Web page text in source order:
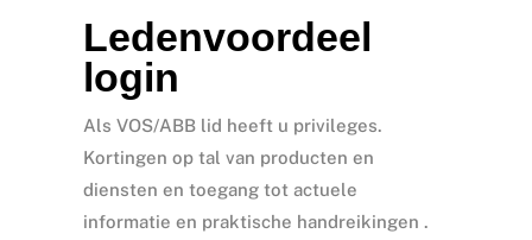
Ledenvoordeel
login
Als VOS/ABB lid heeft u privileges.
Kortingen op tal van producten en
diensten en toegang tot actuele
informatie en praktische handreikingen .